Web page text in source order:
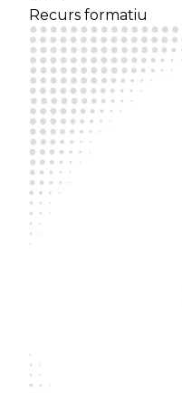
Recurs formatiu